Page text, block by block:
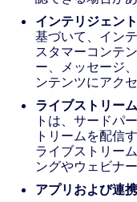
インテリジェン
基づいて、イン
スタマーコンテ
ー、メッセージ
ンテンツにアク
ライブストリー
トは、サードパ
トリームを配信
ライブストリー
ングやウェビナ
アプリおよび連